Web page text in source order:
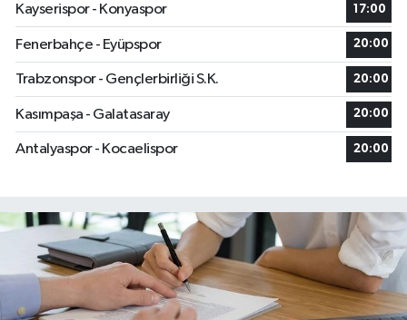
Kayserispor - Konyaspor
17:00
Fenerbahçe - Eyüpspor 20:00
Trabzonspor - Gençlerbirliği S.K. 20:00
Kasımpaşa - Galatasaray 20:00
Antalyaspor - Kocaelispor 20:00